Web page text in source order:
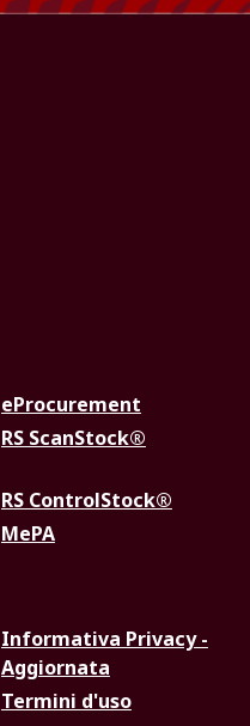
eProcurement
RS ScanStock®
RS ControlStock®
MePA
Informativa Privacy -
Aggiornata
Termini d'uso